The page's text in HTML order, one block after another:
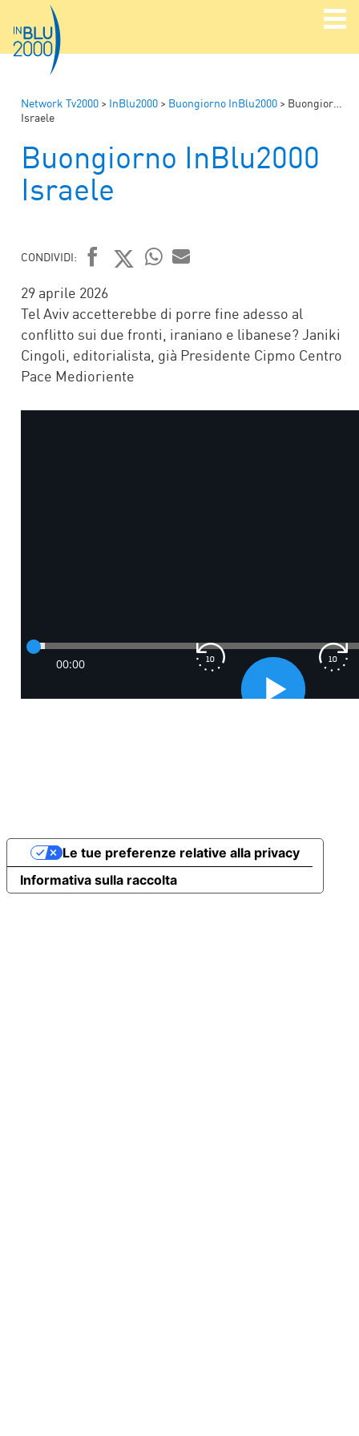
Network Tv2000 > InBlu2000 > Buongiorno InBlu2000 > Buongiorno InBlu2000
Israele
Buongiorno InBlu2000
Israele
CONDIVIDI:
FACEBOOK
TWITTER
29 aprile 2026
Tel Aviv accetterebbe di porre fine adesso al
conflitto sui due fronti, iraniano e libanese? Janiki
Cingoli, editorialista, già Presidente Cipmo Centro
Pace Medioriente
Informativa sulla raccolta
Le tue preferenze relative alla privacy